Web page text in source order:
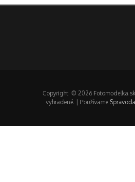
Copyright: © 2026
vyhradené. | Používame